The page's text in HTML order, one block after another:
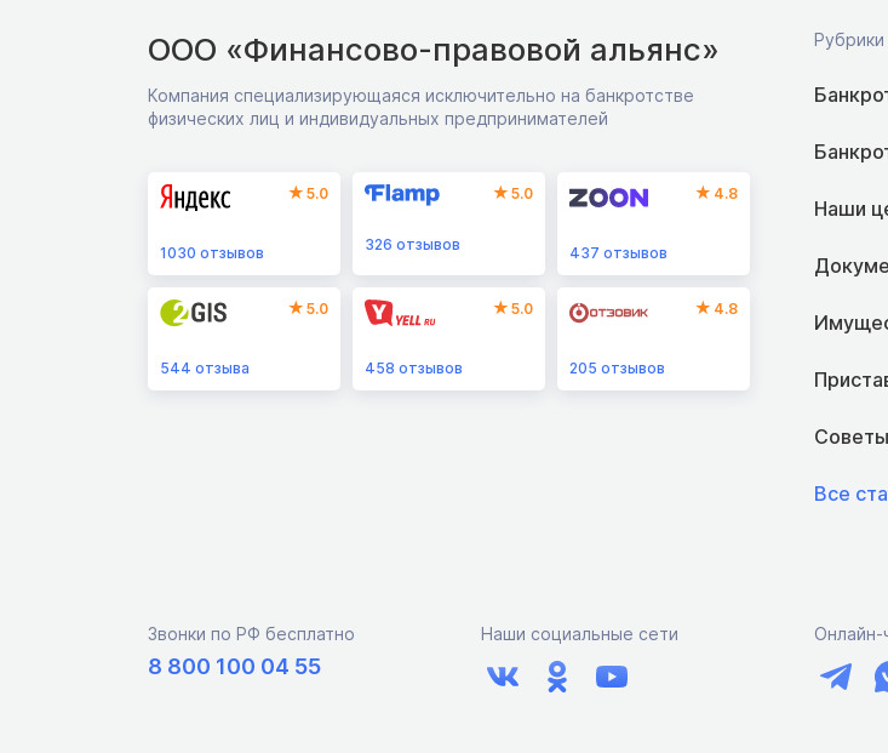
ООО «Финансово-правовой альянс»
Компания специализирующаяся исключительно на банкротстве
физических лиц и индивидуальных предпринимателей
5.0
1030 отзывов
5.0
326 отзывов
4.8
437 отзывов
5.0
544 отзыва
5.0
458 отзывов
4.8
205 отзывов
Наши
Все
Звонки по РФ бесплатно
8 800 100 04 55
Наши социальные сети Онлайн-